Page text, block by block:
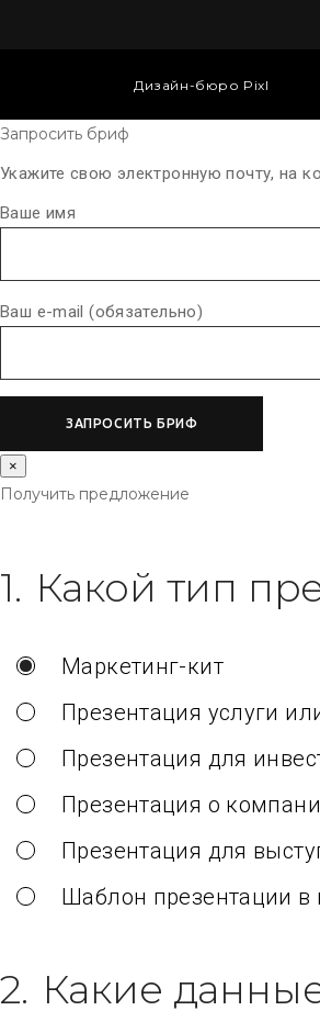
Дизайн-бюро Pixl
Запросить бриф
Укажите свою электронную почту, на
Ваше имя
Ваш e-mail (обязательно)
×
Получить предложение
1. Какой тип
Маркетинг-кит
Презентация услуги
Презентация для
Презентация о
Презентация для
Шаблон презентации в
2. Какие